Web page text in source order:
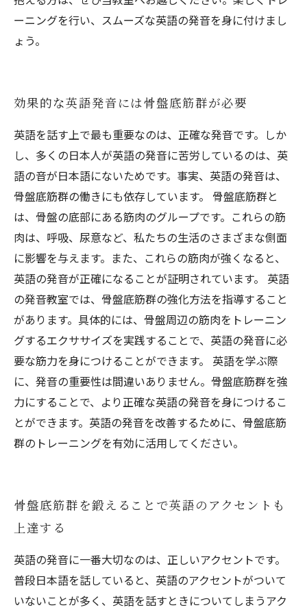
ーニングを行い、スムーズな英語の発音を身に付けまし
ょう。
効果的な英語発音には骨盤底筋群が必要
英語を話す上で最も重要なのは、正確な発音です。しか
し、多くの日本人が英語の発音に苦労しているのは、英
語の音が日本語にないためです。事実、英語の発音は、
骨盤底筋群の働きにも依存しています。 骨盤底筋群と
は、骨盤の底部にある筋肉のグループです。これらの筋
肉は、呼吸、尿意など、私たちの生活のさまざまな側面
に影響を与えます。また、これらの筋肉が強くなると、
英語の発音が正確になることが証明されています。 英語
の発音教室では、骨盤底筋群の強化方法を指導すること
があります。具体的には、骨盤周辺の筋肉をトレーニン
グするエクササイズを実践することで、英語の発音に必
要な筋力を身につけることができます。 英語を学ぶ際
に、発音の重要性は間違いありません。骨盤底筋群を強
力にすることで、より正確な英語の発音を身につけるこ
とができます。英語の発音を改善するために、骨盤底筋
群のトレーニングを有効に活用してください。
骨盤底筋群を鍛えることで英語のアクセントも
上達する
英語の発音に一番大切なのは、正しいアクセントです。
普段日本語を話していると、英語のアクセントがついて
いないことが多く、英語を話すときについてしまうアク